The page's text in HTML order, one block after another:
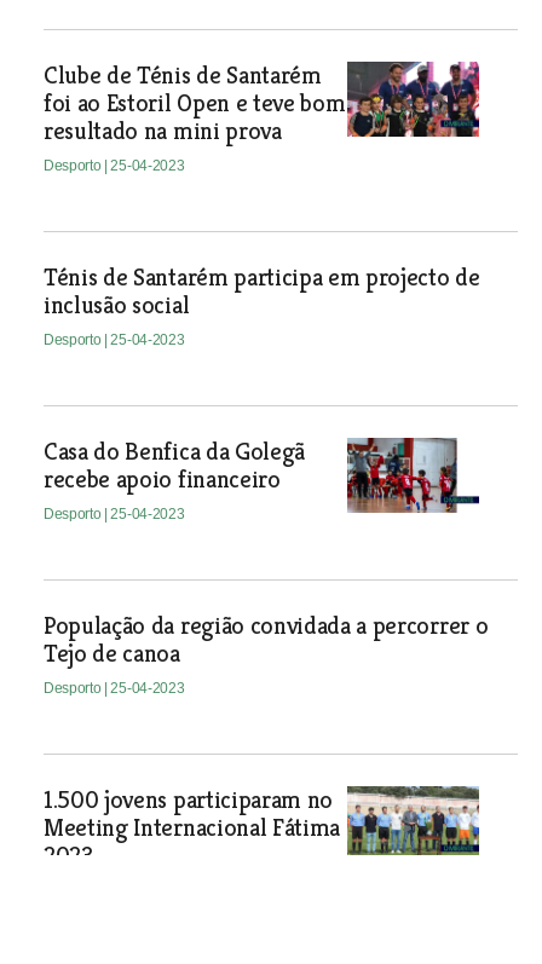
Clube de Ténis de Santarém
foi ao Estoril Open e teve bom
resultado na mini prova
Desporto | 25-04-2023
Ténis de Santarém participa em projecto de
inclusão social
Desporto | 25-04-2023
Casa do Benfica da Golegã
recebe apoio financeiro
Desporto | 25-04-2023
População da região convidada a percorrer o
Tejo de canoa
Desporto | 25-04-2023
1.500 jovens participaram no
Meeting Internacional Fátima
2023